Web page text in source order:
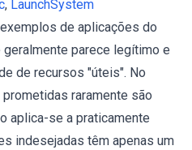
, LaunchSystem
de aplicações do
parece legítimo e
de recursos "úteis". No
raramente são
aplica-se a praticamente
indesejadas têm apenas um